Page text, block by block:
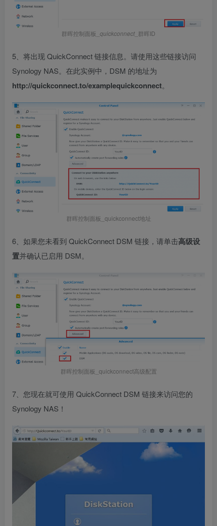
群晖控制面板_ quickconnect_群晖ID
5、将出现 QuickConnect 链接信息。请使用这些链接访问
Synology NAS。在此实例中，DSM 的地址为
http://quickconnect.to/examplequickconnect。
群晖控制面板_quickconnect地址
6、如果您未看到 QuickConnect DSM 链接，请单击高级设
置并确认已启用 DSM。
群晖控制面板_quickconnect高级配置
7、您现在就可使用 QuickConnect DSM 链接来访问您的
Synology NAS！